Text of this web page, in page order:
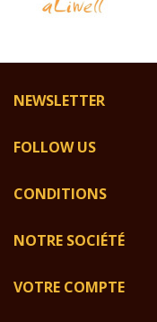
NEWSLETTER
FOLLOW US
CONDITIONS
NOTRE SOCIÉTÉ
VOTRE COMPTE